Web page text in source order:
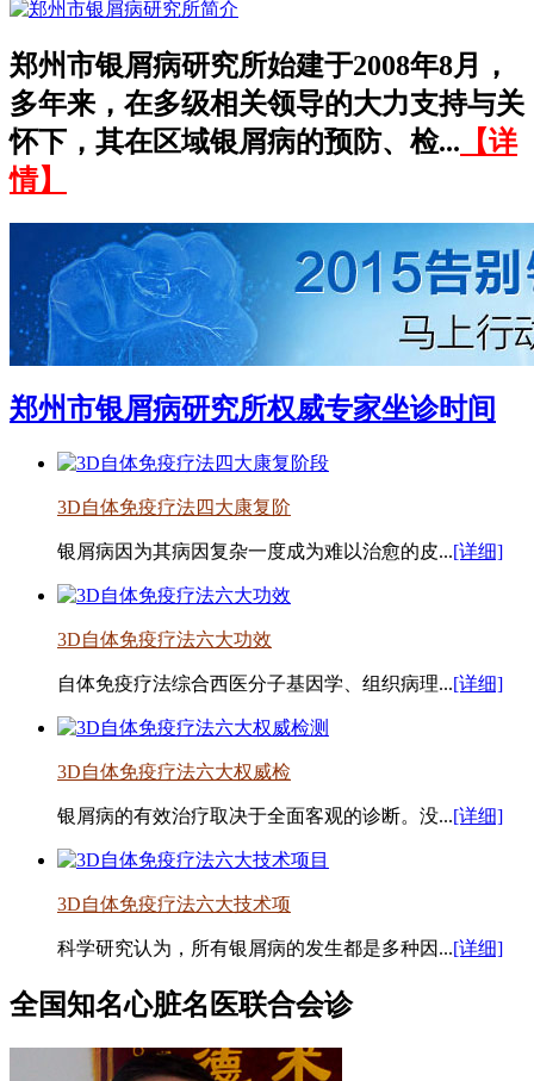
郑州市银屑病研究所始建于2008年8月，
多年来，在多级相关领导的大力支持与关
怀下，其在区域银屑病的预防、检... 【详
情】
郑州市银屑病研究所权威专家坐诊时间
3D自体免疫疗法四大康复阶
银屑病因为其病因复杂一度成为难以治愈的皮...[详细]
3D自体免疫疗法六大功效
自体免疫疗法综合西医分子基因学、组织病理...[详细]
3D自体免疫疗法六大权威检
银屑病的有效治疗取决于全面客观的诊断。没...[详细]
3D自体免疫疗法六大技术项
科学研究认为，所有银屑病的发生都是多种因...[详细]
全国知名心脏名医联合会诊